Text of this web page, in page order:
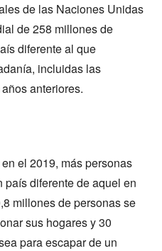
de las Naciones Unidas
de 258 millones de
diferente al que
incluidas las
anteriores.
el 2019, más personas
diferente de aquel en
millones de personas se
sus hogares y 30
para escapar de un